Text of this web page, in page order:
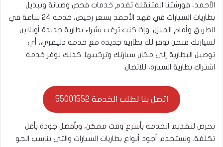
الأحمد، فورشتنا المتنقلة تقدم خدمات فحص وصيانة وتبديل
بطاريات السيارات في فهد الأحمد بسعر رخيص، خدمة 24 ساعة في
الطريق وأمام المنزل. وإذا كنت ترغب بشراء بطارية جديدة أونلاين
لسيارتك فنحن نوفر لك بطارية جديدة مع خدمة دليفري، أي
توصيل البطارية إلى مكان سيارتك وتركيبها. كذلك نوفر خدمة
اشتراك بطارية السيارة، للاتصال:
اتصل بنا لطلب الخدمة 55001552
نحرص لتقديم الخدمة بأسرع وقت ممكن، وبأفضل جودة بأقل
تكلفة. ونستخدم أجود أنواع بطاريات السيارات والتي تناسب الجو